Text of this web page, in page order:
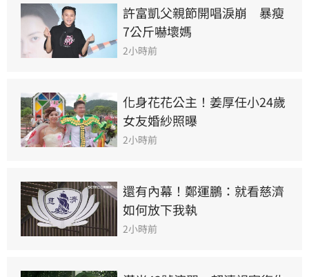
許富凱父親節開唱淚崩　暴瘦
7公斤嚇壞媽
2小時前
化身花花公主！姜厚任小24歲
女友婚紗照曝
2小時前
還有內幕！鄭運鵬：就看慈濟
如何放下我執
2小時前